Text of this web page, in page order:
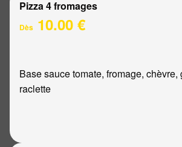
Pizza 4 fromages
Dès 10.00 €
Base sauce tomate, fromage, chèvre,
raclette